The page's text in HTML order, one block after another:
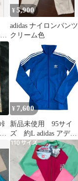
¥5,900
adidas ナイロンパンツ
クリーム色
¥ 7,600
新品未使用 95サイ
ズ 約L adidas アディ
ダストラックジャケッ
ト ブルー